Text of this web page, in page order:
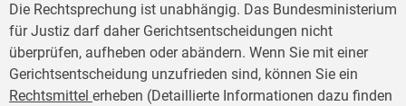
Die Rechtsprechung ist unabhängig. Das Bundesministerium
für Justiz darf daher Gerichtsentscheidungen nicht
überprüfen, aufheben oder abändern. Wenn Sie mit einer
Gerichtsentscheidung unzufrieden sind, können Sie ein
Rechtsmittel erheben (Detaillierte Informationen dazu finden